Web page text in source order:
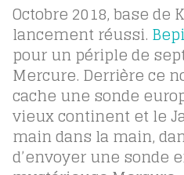
Octobre 2018, base de
lancement réussi.
pour un périple de
Mercure. Derrière ce
cache une sonde
vieux continent et le
main dans la main,
d’envoyer une sonde